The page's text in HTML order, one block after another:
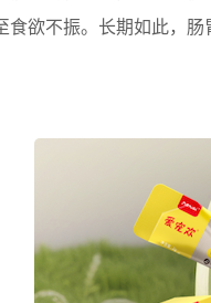
食欲不振。长期如此，肠